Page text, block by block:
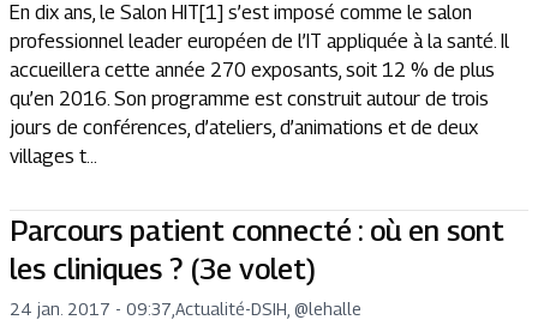
En dix ans, le Salon HIT[1] s’est imposé comme le salon
professionnel leader européen de l’IT appliquée à la santé. Il
accueillera cette année 270 exposants, soit 12 % de plus
qu’en 2016. Son programme est construit autour de trois
jours de conférences, d’ateliers, d’animations et de deux
villages t...
Parcours patient connecté : où en sont
les cliniques ? (3e volet)
24 jan. 2017 - 09:37 Actualité-DSIH, @lehalle